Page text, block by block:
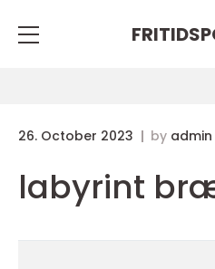
26. October 2023 by admin
labyrint